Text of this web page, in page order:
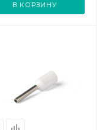
В КОРЗИНУ